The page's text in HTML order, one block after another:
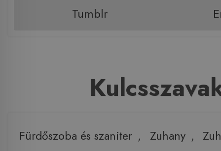
Tumblr
Fürdőszoba és szaniter , Zuhany ,